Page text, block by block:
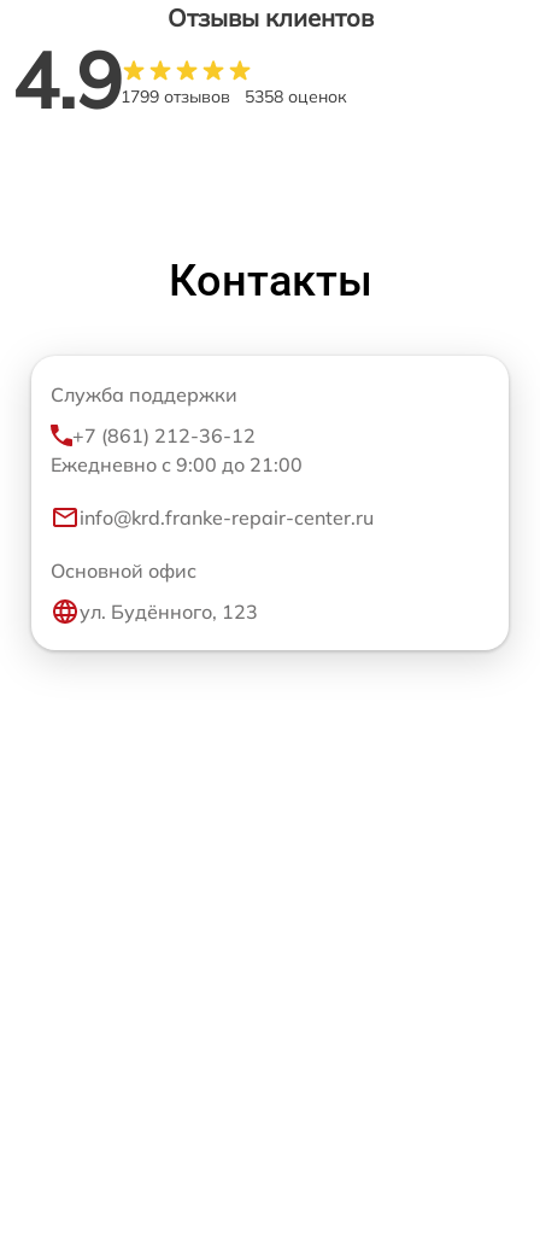
Отзывы клиентов
4.91799 отзывов 5358 оценок
Контакты
Служба поддержки
+7 (861) 212-36-12
Ежедневно с 9:00 до 21:00
info@krd.franke-repair-center.ru
Основной офис
ул. Будённого, 123